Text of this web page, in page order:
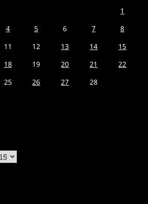
1
4 5 6 7
8
11 12 13 14
15
18 19 20 21
22
25 26 27
28